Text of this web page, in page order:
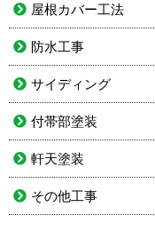
屋根カバー工法
防水工事
サイディング
付帯部塗装
軒天塗装
その他工事